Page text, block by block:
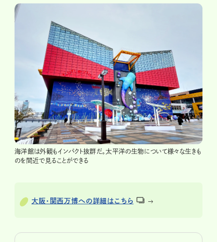
海洋館は外観もインパクト抜群だ。太平洋の生物について様々な生きも
のを間近で見ることができる
大阪・関西万博への詳細はこちら